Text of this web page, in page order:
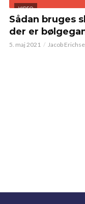
VIDEO
Sådan bruges
der er
5. maj 2021 Jacob